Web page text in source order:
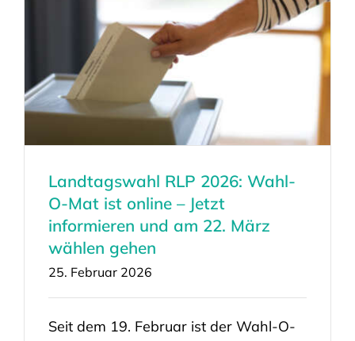
Landtagswahl RLP 2026: Wahl-
O-Mat ist online – Jetzt
informieren und am 22. März
wählen gehen
25. Februar 2026
Seit dem 19. Februar ist der Wahl-O-